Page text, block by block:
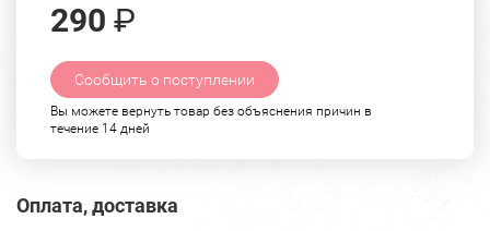
290 ₽
Сообщить о поступлении
Вы можете вернуть товар без объяснения причин в
течение 14 дней
Оплата, доставка